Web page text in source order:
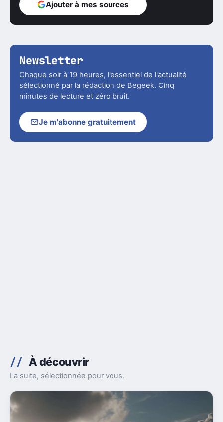
Ajouter à mes sources
Newsletter
Chaque soir à 19 heures, l'essentiel de l'actualité
sélectionné par la rédaction de Begeek. Cinq
minutes de lecture et zéro bruit.
Je m'abonne gratuitement
À découvrir
La suite, sélectionnée pour vous.